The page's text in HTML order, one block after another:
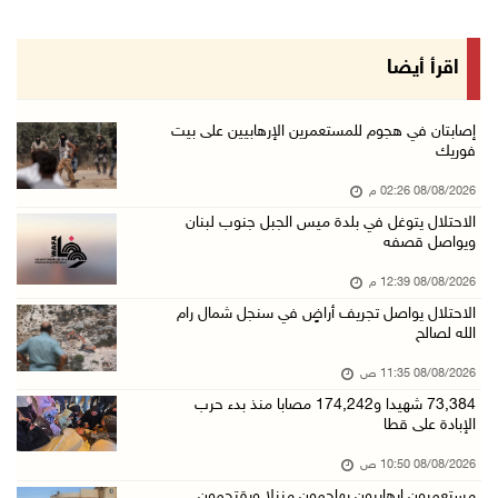
"فانا": الثقافة البحرينية تـصون الهوية الوطني ...
73,384 شهيدا و174,242 مصابا منذ بدء حرب الإبا ...
08/آب/2026 10:50 ص
مستعمرون إرهابيون يهاجمون منزلا ويقتحمون مناط ...
08/آب/2026 10:22 ص
تقرير: خطاب الكراهية والتحريض يتصاعد في أوساط ...
08/آب/2026 10:10 ص
الاحتلال ينصب حاجزا عسكريا في نعلين غرب رام ا ...
اقرأ أيضا
إصابتان في هجوم للمستعمرين الإرهابيين على بيت
فوريك
08/08/2026 02:26 م
الاحتلال يتوغل في بلدة ميس الجبل جنوب لبنان
ويواصل قصفه
08/08/2026 12:39 م
الاحتلال يواصل تجريف أراضٍ في سنجل شمال رام
الله لصالح
08/08/2026 11:35 ص
73,384 شهيدا و174,242 مصابا منذ بدء حرب
الإبادة على قطا
08/08/2026 10:50 ص